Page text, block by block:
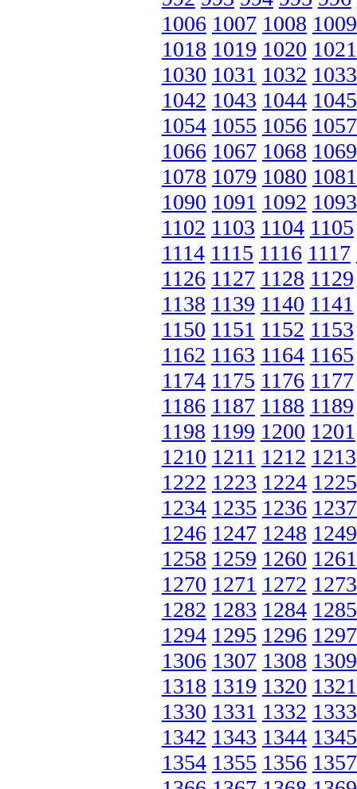
1006 1007 1008 1009
1018 1019 1020 1021
1030 1031 1032 1033
1042 1043 1044 1045
1054 1055 1056 1057
1066 1067 1068 1069
1078 1079 1080 1081
1090 1091 1092 1093
1102 1103 1104 1105
1114 1115 1116 1117
1126 1127 1128 1129
1138 1139 1140 1141
1150 1151 1152 1153
1162 1163 1164 1165
1174 1175 1176 1177
1186 1187 1188 1189
1198 1199 1200 1201
1210 1211 1212 1213
1222 1223 1224 1225
1234 1235 1236 1237
1246 1247 1248 1249
1258 1259 1260 1261
1270 1271 1272 1273
1282 1283 1284 1285
1294 1295 1296 1297
1306 1307 1308 1309
1318 1319 1320 1321
1330 1331 1332 1333
1342 1343 1344 1345
1354 1355 1356 1357